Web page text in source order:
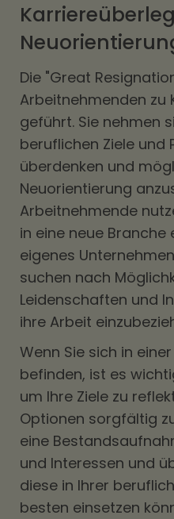
Die "Great
Arbeitnehmenden zu
geführt. Sie nehmen
beruflichen Ziele und
überdenken und
Neuorientierung
Arbeitnehmende
in eine neue
eigenes
suchen nach
Leidenschaften und
ihre Arbeit
Wenn Sie sich in
befinden, ist es
um Ihre Ziele zu
Optionen sorgfältig
eine
und Interessen und
diese in Ihrer
besten einsetzen